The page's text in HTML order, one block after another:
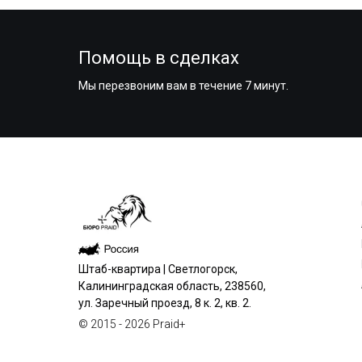
Помощь в сделках
Мы перезвоним вам в течение 7 минут.
Штаб-квартира | Светлогорск,
Калининградская область, 238560,
ул. Заречный проезд, 8 к. 2, кв. 2.
© 2015 - 2026 Praid+